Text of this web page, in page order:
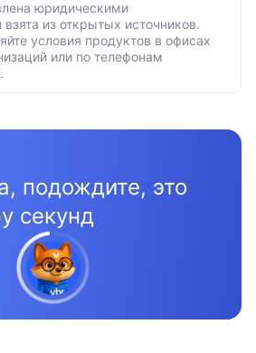
юридическими
из открытых источников.
условия продуктов в офисах
или по телефонам
подождите, это
секунд